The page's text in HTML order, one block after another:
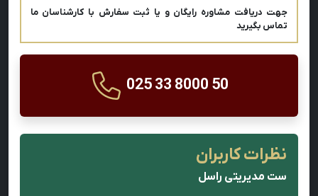
جهت دریافت مشاوره رایگان و یا ثبت سفارش با کارشناسان ما
تماس بگیرید
025 33 8000 50
نظرات کاربران
ست مدیریتی راسل